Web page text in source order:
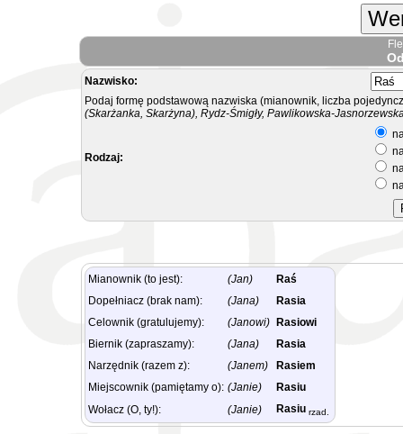
Nazwisko:
Podaj formę podstawową nazwiska (mianownik, liczba
(Skarżanka, Skarżyna), Rydz-Śmigły, Pawlikowska-
Rodzaj:
Mianownik (to jest): (Jan)
Raś
Dopełniacz (brak nam):
(Jana)
Rasia
Celownik (gratulujemy):
(Janowi)
Rasiowi
Biernik (zapraszamy):
(Jana)
Rasia
Narzędnik (razem z):
(Janem)
Rasiem
Miejscownik (pamiętamy o): (Janie)
Rasiu
Wołacz (O, ty!):
(Janie) Rasiu rzad.